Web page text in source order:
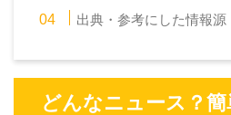
出典・参考にした情報源
どんなニュース？